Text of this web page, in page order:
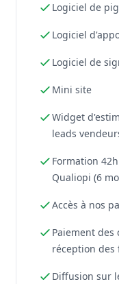
Logiciel de
Logiciel
Logiciel de
Mini site
Widget
leads
Formation
Qualiopi (6
Accès à nos
Paiement des
réception
Diffusion sur